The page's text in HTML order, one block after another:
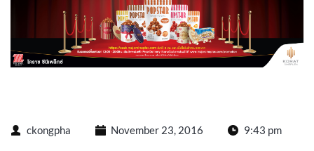
ckongpha November 23, 2016 9:43 pm